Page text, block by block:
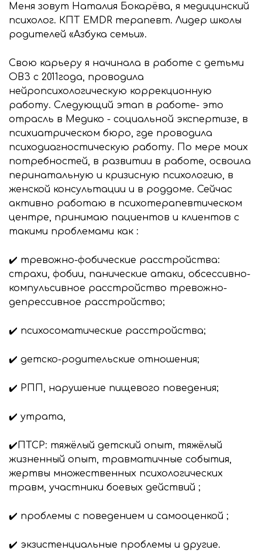
Меня зовут Наталия Бокарёва, я медицинский
психолог. КПТ EMDR терапевт. Лидер школы
родителей «Азбука семьи».
Свою карьеру я начинала в работе с детьми
ОВЗ с 2011года, проводила
нейропсихологическую коррекционную
работу. Следующий этап в работе- это
отрасль в Медико - социальной экспертизе, в
психиатрическом бюро, где проводила
психодиагностическую работу. По мере моих
потребностей, в развитии в работе, освоила
перинатальную и кризисную психологию, в
женской консультации и в роддоме. Сейчас
активно работаю в психотерапевтическом
центре, принимаю пациентов и клиентов с
такими проблемами как :
✔️ тревожно-фобические расстройства:
страхи, фобии, панические атаки, обсессивно-
компульсивное расстройство тревожно-
депрессивное расстройство;
✔️ психосоматические расстройства;
✔️ детско-родительские отношения;
✔️ РПП, нарушение пищевого поведения;
✔️ утрата,
✔️ПТСР: тяжёлый детский опыт, тяжёлый
жизненный опыт, травматичные события,
жертвы множественных психологических
травм, участники боевых действий ;
✔️ проблемы с поведением и самооценкой ;
✔️ экзистенциальные проблемы и другие.